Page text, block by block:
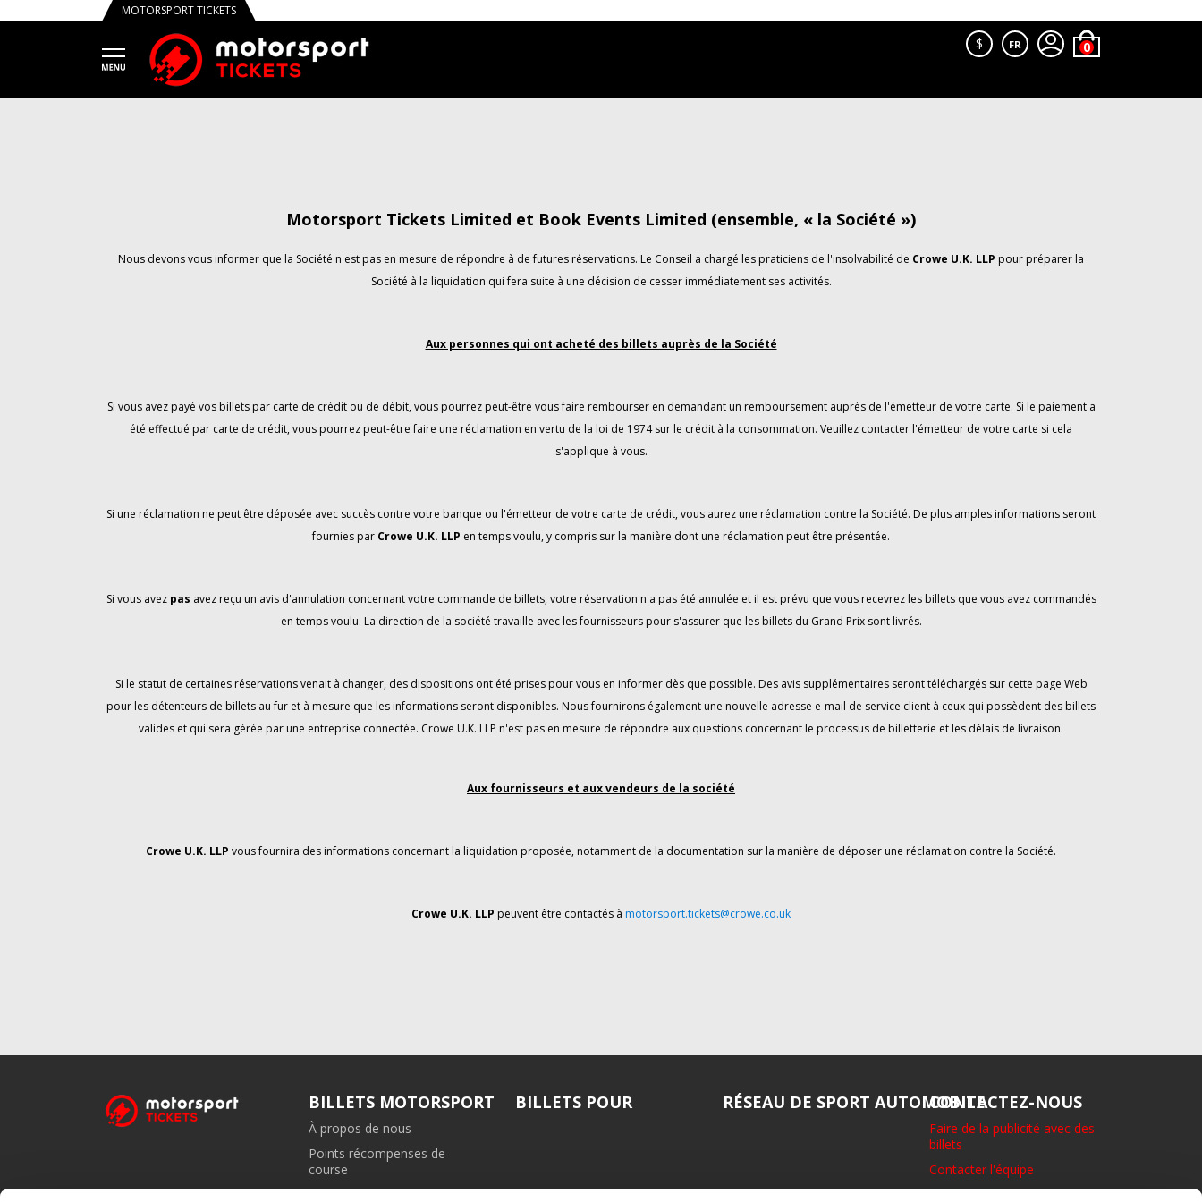
MOTORSPORT TICKETS
$ FR
Motorsport Tickets Limited et Book Events Limited (ensemble, « la Société »)
Nous devons vous informer que la Société n'est pas en mesure de répondre à de futures réservations. Le Conseil a chargé les praticiens de l'insolvabilité de Crowe U.K. LLP pour préparer la
Société à la liquidation qui fera suite à une décision de cesser immédiatement ses activités.
Aux personnes qui ont acheté des billets auprès de la Société
Si vous avez payé vos billets par carte de crédit ou de débit, vous pourrez peut-être vous faire rembourser en demandant un remboursement auprès de l'émetteur de votre carte. Si le paiement a
été effectué par carte de crédit, vous pourrez peut-être faire une réclamation en vertu de la loi de 1974 sur le crédit à la consommation. Veuillez contacter l'émetteur de votre carte si cela
s'applique à vous.
Si une réclamation ne peut être déposée avec succès contre votre banque ou l'émetteur de votre carte de crédit, vous aurez une réclamation contre la Société. De plus amples informations seront
fournies par Crowe U.K. LLP en temps voulu, y compris sur la manière dont une réclamation peut être présentée.
Si vous avez pas avez reçu un avis d'annulation concernant votre commande de billets, votre réservation n'a pas été annulée et il est prévu que vous recevrez les billets que vous avez commandés
en temps voulu. La direction de la société travaille avec les fournisseurs pour s'assurer que les billets du Grand Prix sont livrés.
Si le statut de certaines réservations venait à changer, des dispositions ont été prises pour vous en informer dès que possible. Des avis supplémentaires seront téléchargés sur cette page Web
pour les détenteurs de billets au fur et à mesure que les informations seront disponibles. Nous fournirons également une nouvelle adresse e-mail de service client à ceux qui possèdent des billets
valides et qui sera gérée par une entreprise connectée. Crowe U.K. LLP n'est pas en mesure de répondre aux questions concernant le processus de billetterie et les délais de livraison.
Aux fournisseurs et aux vendeurs de la société
Crowe U.K. LLP vous fournira des informations concernant la liquidation proposée, notamment de la documentation sur la manière de déposer une réclamation contre la Société.
Crowe U.K. LLP peuvent être contactés à motorsport.tickets@crowe.co.uk
BILLETS MOTORSPORT
À propos de nous
Points récompenses de
course
Programme d'affiliation
BILLETS POUR RÉSEAU DE SPORT AUTOMOBILECONTACTEZ-NOUS
Faire de la publicité avec des
billets
Contacter l'équipe
1 rue Eton, Richmond. Surrey.